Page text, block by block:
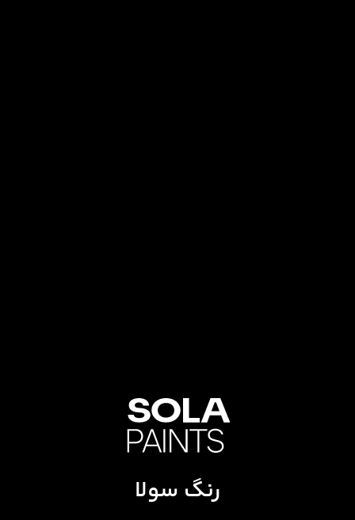
رنگ سولا